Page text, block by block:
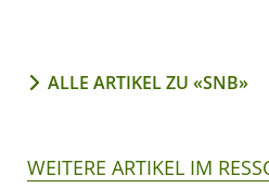
ALLE ARTIKEL ZU «SNB»
WEITERE ARTIKEL IM